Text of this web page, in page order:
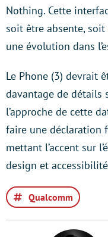
Nothing. Cette
soit être absente,
une évolution dans
Le Phone (3) devrait
davantage de détails
l’approche de cette
faire une déclaration
mettant l’accent sur
design et
Qualcomm